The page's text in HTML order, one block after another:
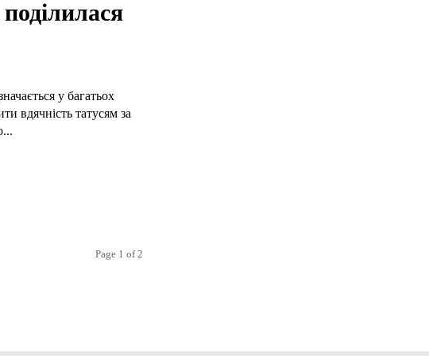
у багатьох
вдячність татусям за
Page 1 of 2